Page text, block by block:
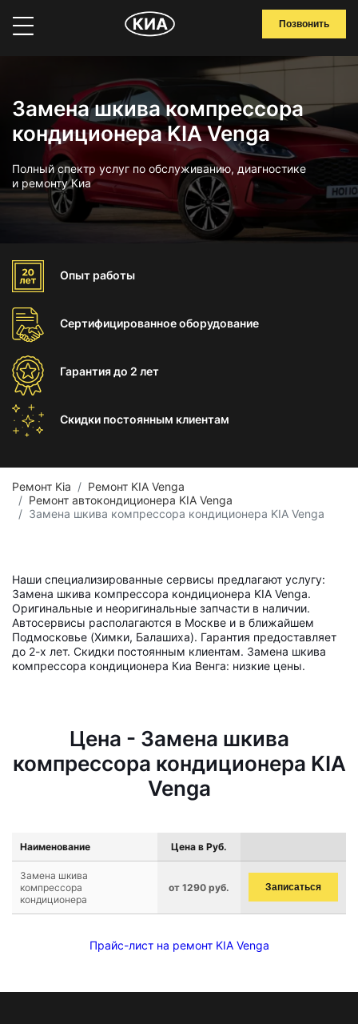
Позвонить
Замена шкива компрессора
кондиционера KIA Venga
Полный спектр услуг по обслуживанию, диагностике
и ремонту Киа
Опыт работы
Сертифицированноеоборудование
Гарантиядо 2 лет
Скидки постоянным клиентам
Ремонт Kia
Ремонт KIA Venga
Ремонт автокондиционера KIA Venga
Замена шкива компрессора кондиционера KIA Venga
Наши специализированные сервисы предлагают услугу:
Замена шкива компрессора кондиционера KIA Venga.
Оригинальные и неоригинальные запчасти в наличии.
Автосервисы располагаются в Москве и в ближайшем
Подмосковье (Химки, Балашиха). Гарантия предоставляет
до 2-х лет. Скидки постоянным клиентам. Замена шкива
компрессора кондиционера Киа Венга: низкие цены.
Цена - Замена шкива
компрессора кондиционера KIA
Venga
Наименование Цена в Руб.
Замена шкива
компрессора
кондиционера
от 1290 руб. Записаться
Прайс-лист на ремонт KIA Venga